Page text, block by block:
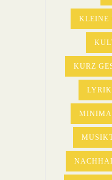
KLEINE
KURZ
LYRIK